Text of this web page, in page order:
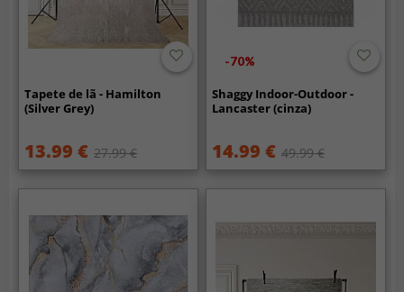
Tapete de lã - Hamilton
(Silver Grey)
13.99 € 27.99 €
-70%
Shaggy Indoor-Outdoor -
Lancaster (cinza)
14.99 € 49.99 €